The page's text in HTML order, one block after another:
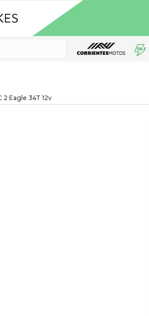
2 Eagle 34T 12v